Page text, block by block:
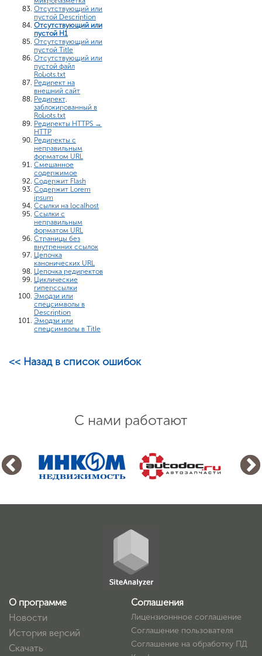
Отсутствующий или
пустой Description
Отсутствующий или
пустой H1
Отсутствующий или
пустой Title
Отсутствующий или
пустой файл
Robots.txt
Редирект на
внешний сайт
Редирект,
заблокированный в
Robots.txt
Редиректы HTTPS →
HTTP
Редиректы с
неправильным
форматом URL
Смешанное
содержимое
Содержит Flash
Содержит Lorem
ipsum
Ссылки на localhost
Ссылки с
неправильным
форматом URL
Страницы без
внутренних ссылок
Цепочка
канонических URL
Цепочка редиректов
Циклические
гиперссылки
Эмодзи или
спецсимволы в
Description
Эмодзи или
спецсимволы в Title
<< Назад в список ошибок
С нами работают
О программе
Новости
История версий
Скачать
Соглашения
Лицензионнное соглашение
Соглашение пользователя
Соглашение на обработку ПД